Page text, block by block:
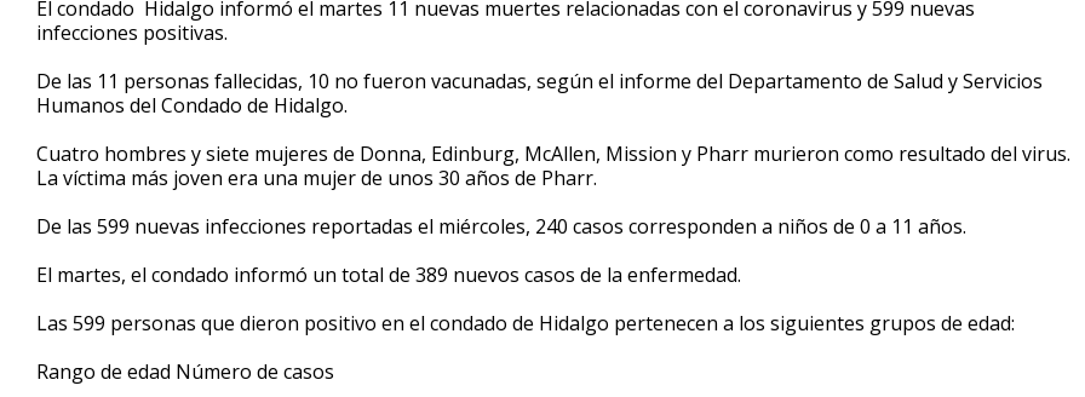
of
54
90%
El condado Hidalgo informó el martes 11 nuevas muertes relacionadas con el coronavirus y 599 nuevas
infecciones positivas.
De las 11 personas fallecidas, 10 no fueron vacunadas, según el informe del Departamento de Salud y Servicios
Humanos del Condado de Hidalgo.
Cuatro hombres y siete mujeres de Donna, Edinburg, McAllen, Mission y Pharr murieron como resultado del virus.
La víctima más joven era una mujer de unos 30 años de Pharr.
De las 599 nuevas infecciones reportadas el miércoles, 240 casos corresponden a niños de 0 a 11 años.
El martes, el condado informó un total de 389 nuevos casos de la enfermedad.
Las 599 personas que dieron positivo en el condado de Hidalgo pertenecen a los siguientes grupos de edad:
Rango de edad Número de casos